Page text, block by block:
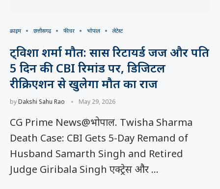
क्राइम छत्तीसगढ़ फीचर भोपाल लेटेस्ट
ट्विशा शर्मा मौत: सास रिटायर्ड जज और पति
5 दिन की CBI रिमांड पर, डिजिटल
रीक्रिएशन से खुलेगा मौत का राज
byDakshi Sahu Rao May 29, 2026
CG Prime News@भोपाल. Twisha Sharma
Death Case: CBI Gets 5-Day Remand of
Husband Samarth Singh and Retired
Judge Giribala Singh एक्ट्रेस और …